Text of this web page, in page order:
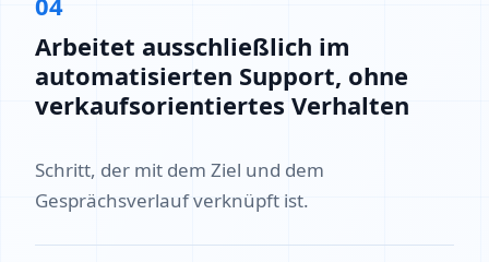
Arbeitet ausschließlich im
automatisierten Support, ohne
verkaufsorientiertes Verhalten
Schritt, der mit dem Ziel und dem
Gesprächsverlauf verknüpft ist.